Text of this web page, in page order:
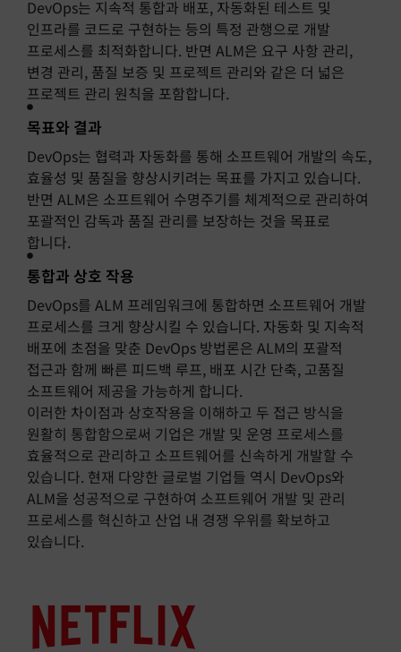
DevOps는 지속적 통합과 배포, 자동화된 테스트 및
인프라를 코드로 구현하는 등의 특정 관행으로 개발
프로세스를 최적화합니다. 반면 ALM은 요구 사항 관리,
변경 관리, 품질 보증 및 프로젝트 관리와 같은 더 넓은
프로젝트 관리 원칙을 포함합니다.
목표와 결과
DevOps는 협력과 자동화를 통해 소프트웨어 개발의 속도,
효율성 및 품질을 향상시키려는 목표를 가지고 있습니다.
반면 ALM은 소프트웨어 수명주기를 체계적으로 관리하여
포괄적인 감독과 품질 관리를 보장하는 것을 목표로
합니다.
통합과 상호 작용
DevOps를 ALM 프레임워크에 통합하면 소프트웨어 개발
프로세스를 크게 향상시킬 수 있습니다. 자동화 및 지속적
배포에 초점을 맞춘 DevOps 방법론은 ALM의 포괄적
접근과 함께 빠른 피드백 루프, 배포 시간 단축, 고품질
소프트웨어 제공을 가능하게 합니다.
이러한 차이점과 상호작용을 이해하고 두 접근 방식을
원활히 통합함으로써 기업은 개발 및 운영 프로세스를
효율적으로 관리하고 소프트웨어를 신속하게 개발할 수
있습니다. 현재 다양한 글로벌 기업들 역시 DevOps와
ALM을 성공적으로 구현하여 소프트웨어 개발 및 관리
프로세스를 혁신하고 산업 내 경쟁 우위를 확보하고
있습니다.